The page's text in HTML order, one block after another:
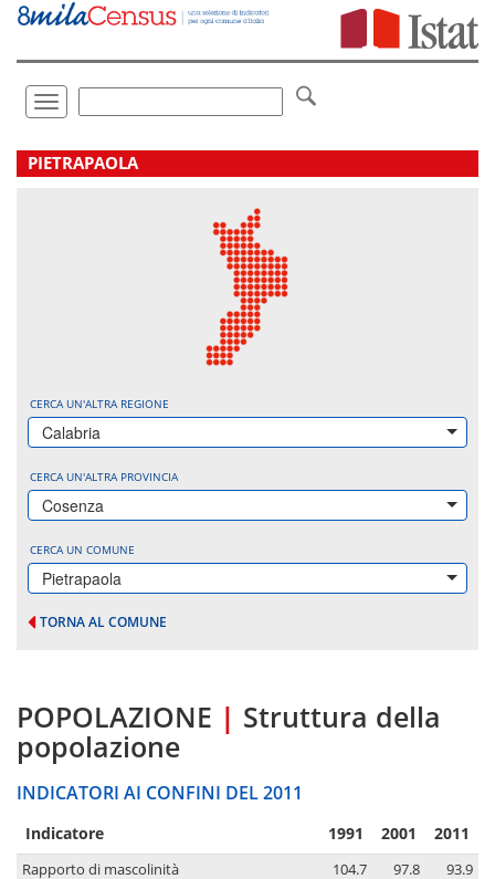
Vai
direttamente
Toggle
navigation
.
PIETRAPAOLA
CERCA UN'ALTRA REGIONE
Calabria
CERCA UN'ALTRA PROVINCIA
Cosenza
CERCA UN COMUNE
Pietrapaola
TORNA AL COMUNE
POPOLAZIONE | Struttura della
popolazione
INDICATORI AI CONFINI DEL 2011
Indicatore 1991 2001 2011
Rapporto di mascolinità 104.7 97.8
93.9